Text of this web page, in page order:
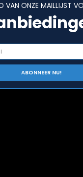
VAN ONZE MAILLIJST